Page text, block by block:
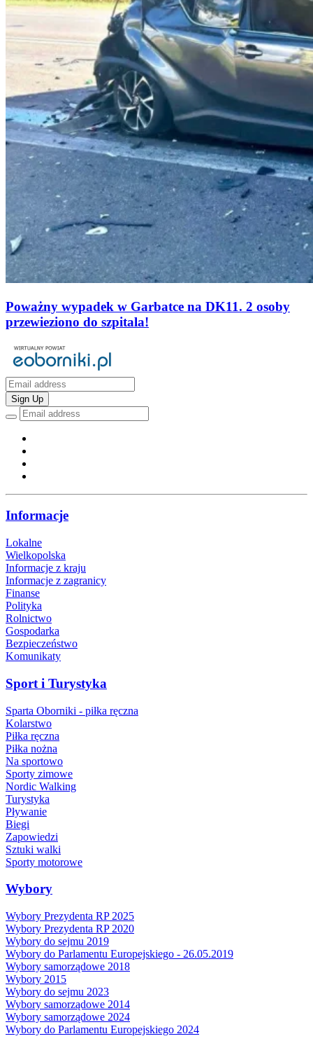
Poważny wypadek w Garbatce na DK11. 2 osoby
przewieziono do szpitala!
Sign Up
Informacje
Lokalne
Wielkopolska
Informacje z kraju
Informacje z zagranicy
Finanse
Polityka
Rolnictwo
Gospodarka
Bezpieczeństwo
Komunikaty
Sport i Turystyka
Sparta Oborniki - piłka ręczna
Kolarstwo
Piłka ręczna
Piłka nożna
Na sportowo
Sporty zimowe
Nordic Walking
Turystyka
Pływanie
Biegi
Zapowiedzi
Sztuki walki
Sporty motorowe
Wybory
Wybory Prezydenta RP 2025
Wybory Prezydenta RP 2020
Wybory do sejmu 2019
Wybory do Parlamentu Europejskiego - 26.05.2019
Wybory samorządowe 2018
Wybory 2015
Wybory do sejmu 2023
Wybory samorządowe 2014
Wybory samorządowe 2024
Wybory do Parlamentu Europejskiego 2024